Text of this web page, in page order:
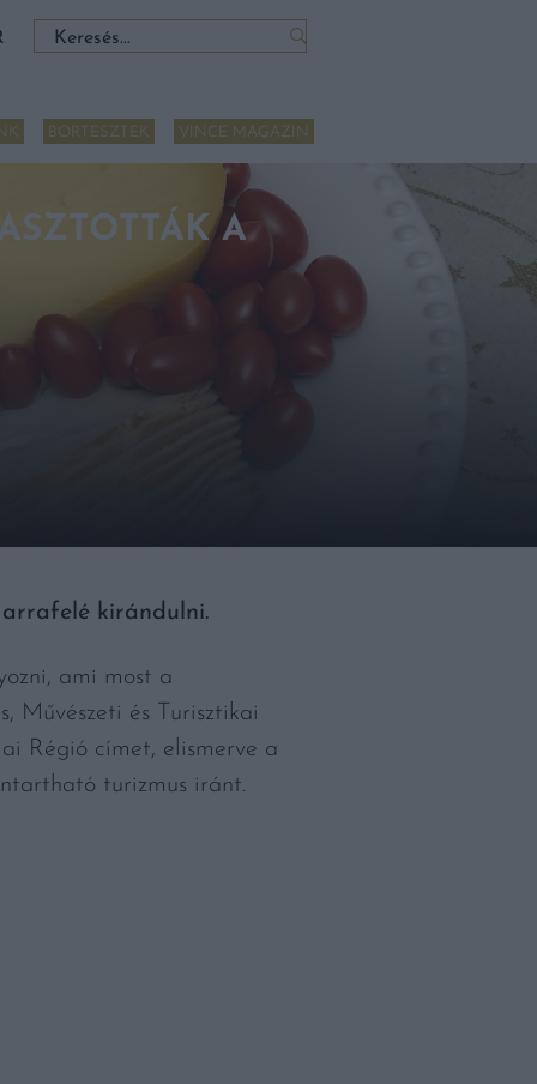
Keresés:
BORTESZTEK VINCE MAGAZIN
A
arrafelé kirándulni.
ami most a
Művészeti és Turisztikai
Régió címet, elismerve a
turizmus iránt.